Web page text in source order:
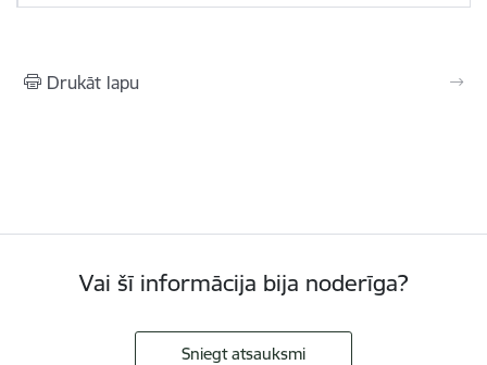
Drukāt lapu
Vai šī informācija bija noderīga?
Sniegt atsauksmi